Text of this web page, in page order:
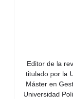
Editor de la
titulado por la
Máster en
Universidad